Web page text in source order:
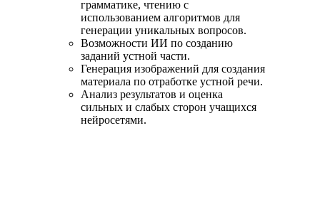
грамматике, чтению с
использованием алгоритмов для
генерации уникальных вопросов.
Возможности ИИ по созданию
заданий устной части.
Генерация изображений для создания
материала по отработке устной речи.
Анализ результатов и оценка
сильных и слабых сторон учащихся
нейросетями.